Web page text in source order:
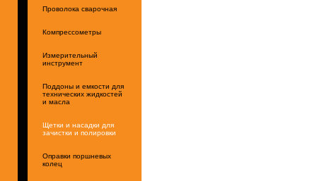
Проволока сварочная
Компрессометры
Измерительный
инструмент
Поддоны и емкости для
технических жидкостей
и масла
Щетки и насадки для
зачистки и полировки
Оправки поршневых
колец